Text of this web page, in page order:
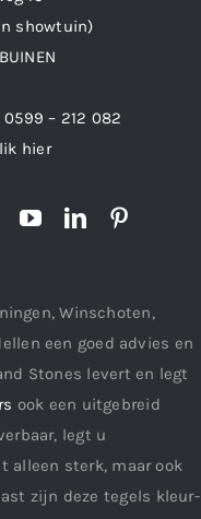
showtuin)
0599 – 212 082
hier
Winschoten,
een goed advies en
Stones levert en legt
ook een uitgebreid
legt u
alleen sterk, maar ook
zijn deze tegels kleur-